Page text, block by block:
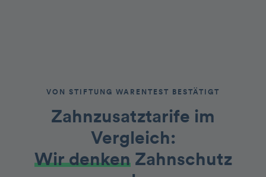
VON STIFTUNG WARENTEST BESTÄTIGT
Zahnzusatztarife im
Vergleich:
Wir denken Zahnschutz